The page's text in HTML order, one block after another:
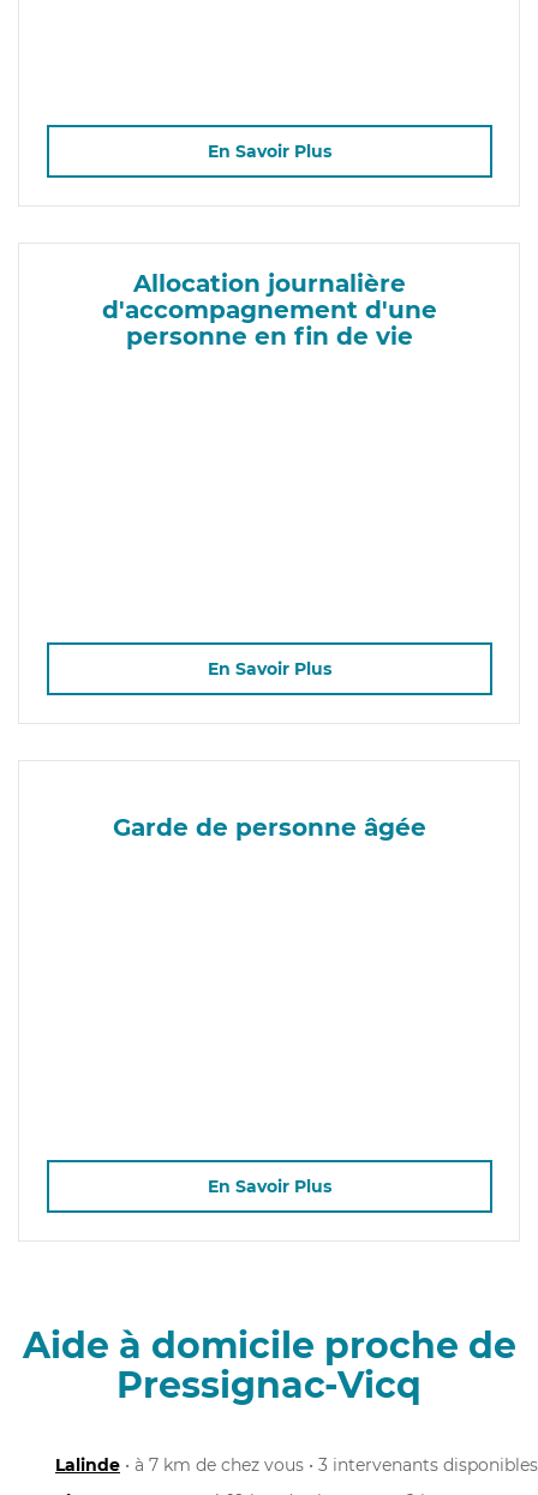
En Savoir Plus
Allocation journalière
d'accompagnement d'une
personne en fin de vie
En Savoir Plus
Garde de personne âgée
En Savoir Plus
Aide à domicile proche de
Pressignac-Vicq
Lalinde • à 7 km de chez vous • 3 intervenants disponibles